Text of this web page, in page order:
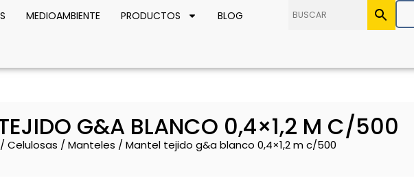
MEDIOAMBIENTE PRODUCTOS BLOG
G&A BLANCO 0,4×1,2 M C/500
Celulosas / Manteles / Mantel tejido g&a blanco 0,4×1,2 m c/500